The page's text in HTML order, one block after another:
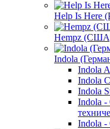
Help Is Here
Hempz
Indola
Indola
Indola
Indola
Indola -
Indola